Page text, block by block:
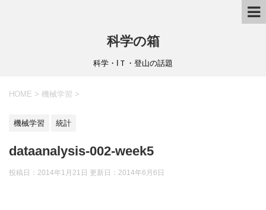
科学の箱
科学・IＴ・登山の話題
HOME > 機械学習 >
機械学習 統計
dataanalysis-002-week5
投稿日：2014年1月21日 更新日： 2014年6月6日